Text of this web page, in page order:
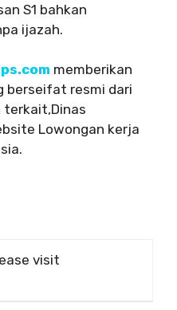
S1 bahkan
ijazah.
memberikan
berseifat resmi dari
terkait,Dinas
Lowongan kerja
visit